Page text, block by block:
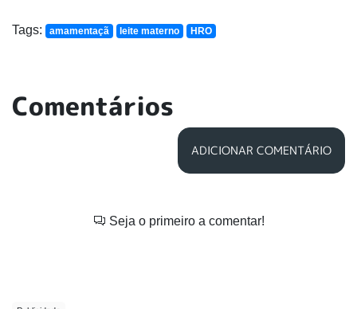
Tags: amamentaçã leite materno HRO
Comentários
ADICIONAR COMENTÁRIO
Seja o primeiro a comentar!